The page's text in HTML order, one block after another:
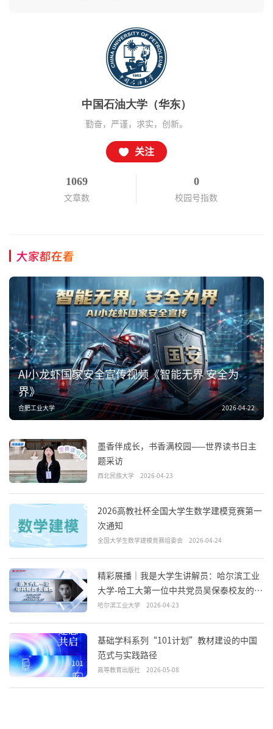
中国石油大学（华东）
勤奋，严谨，求实，创新。
关注
1069
文章数
0
校园号指数
大家都在看
AI小龙虾国家安全宣传视频《智能无界 安全为
界》
合肥工业大学 2026-04-22
墨香伴成长，书香满校园——世界读书日主
题采访
西北民族大学 2026-04-23
2026高教社杯全国大学生数学建模竞赛第一
次通知
全国大学生数学建模竞赛组委会 2026-04-24
精彩展播｜我是大学生讲解员：哈尔滨工业
大学-哈工大第一位中共党员吴保泰校友的抗
战故事
哈尔滨工业大学 2026-04-23
基础学科系列“101计划”教材建设的中国
范式与实践路径
高等教育出版社 2026-05-08